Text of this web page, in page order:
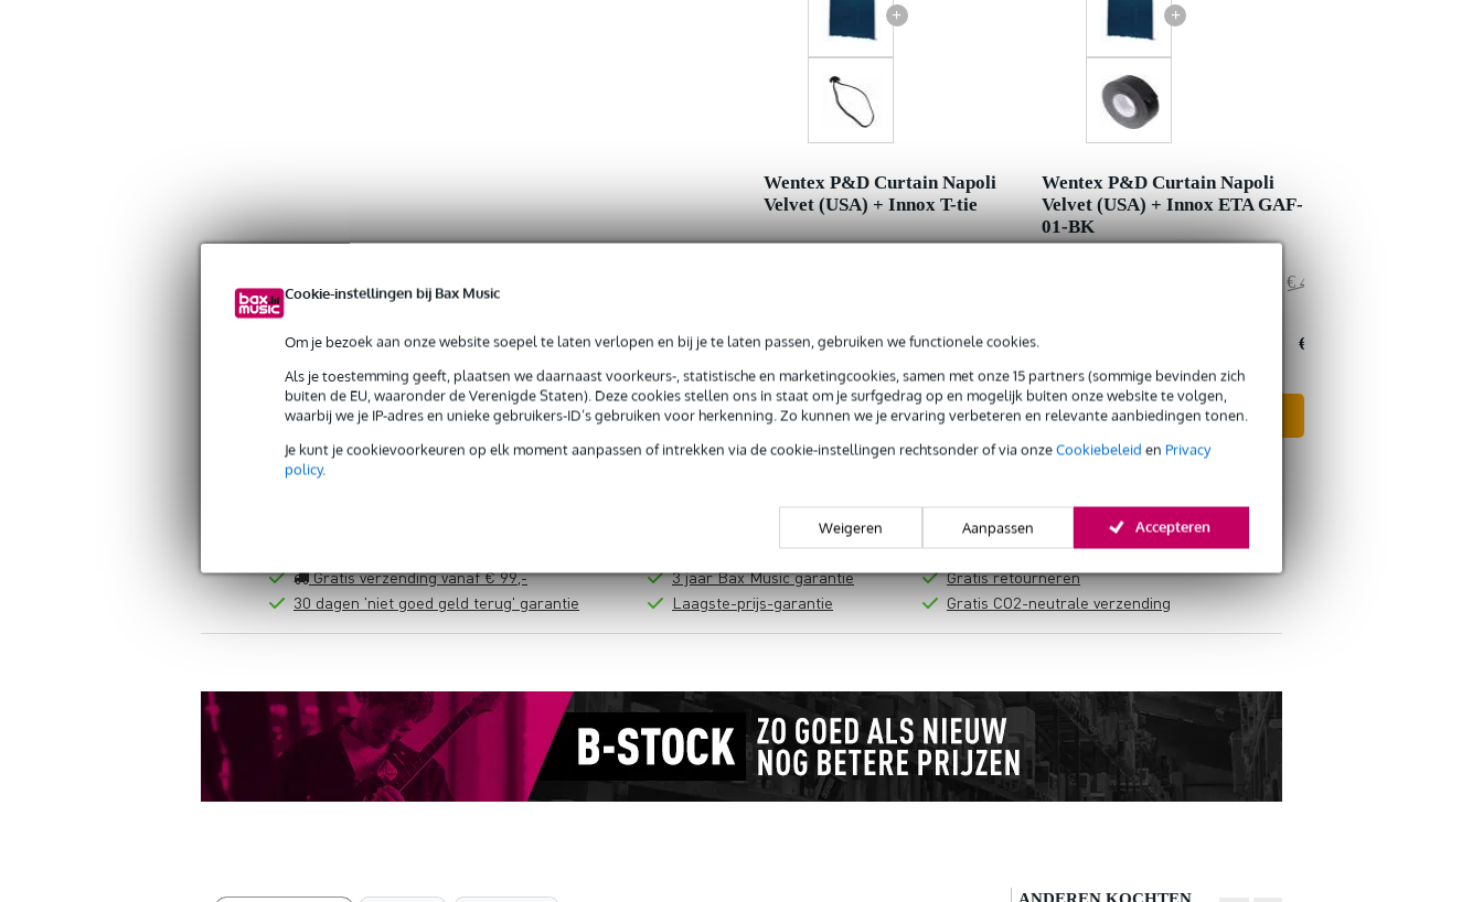
Cookie-instellingen bij Bax Music
Om je bezoek aan onze website soepel te laten verlopen en bij je te laten passen, gebruiken we functionele cookies.
Als je toestemming geeft, plaatsen we daarnaast voorkeurs-, statistische en marketingcookies, samen met onze 15 partners (sommige bevinden zich
buiten de EU, waaronder de Verenigde Staten). Deze cookies stellen ons in staat om je surfgedrag op en mogelijk buiten onze website te volgen,
waarbij we je IP-adres en unieke gebruikers-ID’s gebruiken voor herkenning. Zo kunnen we je ervaring verbeteren en relevante aanbiedingen tonen.
Je kunt je cookievoorkeuren op elk moment aanpassen of intrekken via de cookie-instellingen rechtsonder of via onzeCookiebeleid en Privacy
policy.
Weigeren Aanpassen Accepteren
+
Wentex P&D Curtain Napoli
Velvet (USA) + Innox T-tie
Nu als combinatie voor
€ 408,-
In mijn winkelwagen
+
Wentex P&D Curtain Napoli
Velvet (USA) + Innox ETA GAF-
01-BK
€ 406,50
€ 405,-
In mijn winkelwagen
Gratis verzending vanaf € 99,-
30 dagen 'niet goed geld terug' garantie
3 jaar Bax Music garantie
Laagste-prijs-garantie
Gratis retourneren
Gratis CO2-neutrale verzending